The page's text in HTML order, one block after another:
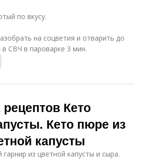
по вкусу.
на соцветия и отварить до
в СВЧ в пароварке 3 мин.
Кето
Кето пюре из
капусты
из цветной капусты и сыра.